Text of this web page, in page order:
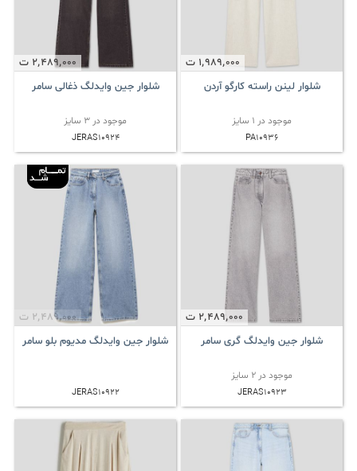
1٬989٬000 ت
شلوار لینن راسته کارگو آردن
موجود در 1 سایز
PA10936
2٬489٬000 ت
شلوار جین وایدلگ ذغالی سامر
موجود در 3 سایز
JERAS10924
2٬489٬000 ت
شلوار جین وایدلگ گری سامر
موجود در 2 سایز
JERAS10923
2٬489٬000 ت
شلوار جین وایدلگ مدیوم بلو سامر
JERAS10922